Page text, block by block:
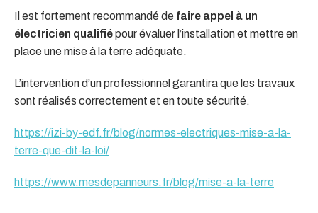
Il est fortement recommandé de faire appel à un
électricien qualifiépour évaluer l’installation et mettre en
place une mise à la terre adéquate.
L’intervention d’un professionnel garantira que les travaux
sont réalisés correctement et en toute sécurité.
https://izi-by-edf.fr/blog/normes-electriques-mise-a-la-
terre-que-dit-la-loi/
https://www.mesdepanneurs.fr/blog/mise-a-la-terre